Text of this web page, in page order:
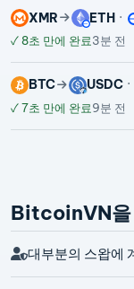
XMR ETH
✓8초 만에 완료3분 전
BTC USDC
✓7초 만에 완료9분 전
BitcoinVN을
대부분의 스왑에